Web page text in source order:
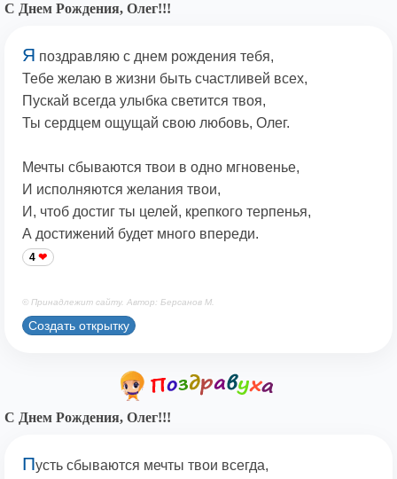
С Днем Рождения, Олег!!!
Я поздравляю с днем рождения тебя,
Тебе желаю в жизни быть счастливей всех,
Пускай всегда улыбка светится твоя,
Ты сердцем ощущай свою любовь, Олег.
Мечты сбываются твои в одно мгновенье,
И исполняются желания твои,
И, чтоб достиг ты целей, крепкого терпенья,
А достижений будет много впереди.
4
© Принадлежит сайту. Автор: Берсанов М.
Создать открытку
С Днем Рождения, Олег!!!
Пусть сбываются мечты твои всегда,